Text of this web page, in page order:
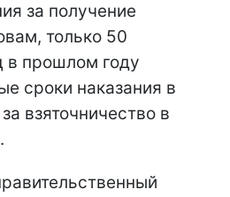
за получение
только 50
в прошлом году
сроки наказания в
взяточничество в